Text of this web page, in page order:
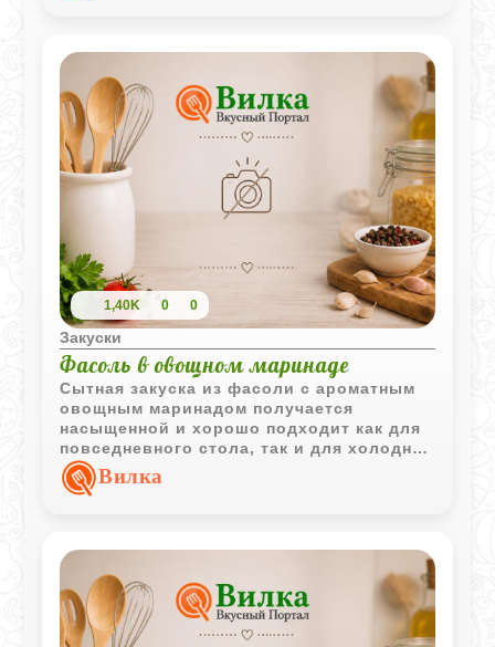
1,40K 0 0
Закуски
Фасоль в овощном маринаде
Сытная закуска из фасоли с ароматным
овощным маринадом получается
насыщенной и хорошо подходит как для
повседневного стола, так и для холодной
подачи к мясным и овощным блюдам.
Вилка